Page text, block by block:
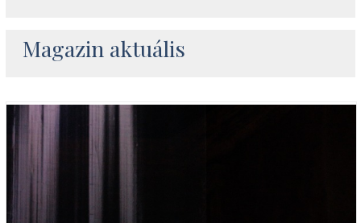
Magazin aktuális